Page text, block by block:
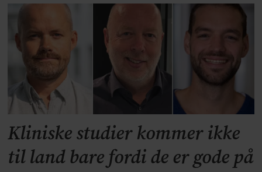
Kliniske studier kommer ikke
til land bare fordi de er gode på